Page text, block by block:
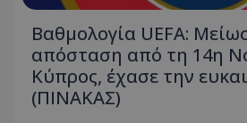
Βαθμολογία UEFA:
απόσταση από τη 14η
Κύπρος, έχασε την
(ΠΙΝΑΚΑΣ)